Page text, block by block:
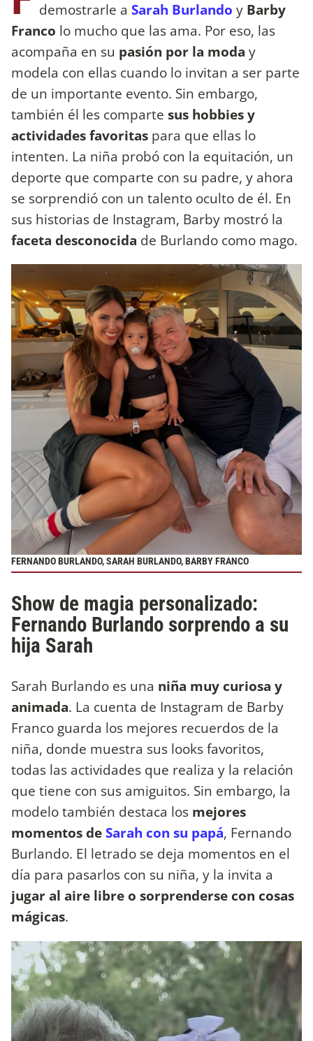
demostrarle a Sarah Burlando y Barby
Franco lo mucho que las ama. Por eso, las
acompaña en su pasión por la moda y
modela con ellas cuando lo invitan a ser parte
de un importante evento. Sin embargo,
también él les comparte sus hobbies y
actividades favoritas para que ellas lo
intenten. La niña probó con la equitación, un
deporte que comparte con su padre, y ahora
se sorprendió con un talento oculto de él. En
sus historias de Instagram, Barby mostró la
faceta desconocida de Burlando como mago.
FERNANDO BURLANDO, SARAH BURLANDO, BARBY FRANCO
Show de magia personalizado:
Fernando Burlando sorprendo a su
hija Sarah
Sarah Burlando es una niña muy curiosa y
animada. La cuenta de Instagram de Barby
Franco guarda los mejores recuerdos de la
niña, donde muestra sus looks favoritos,
todas las actividades que realiza y la relación
que tiene con sus amiguitos. Sin embargo, la
modelo también destaca los mejores
momentos deSarah con su papá, Fernando
Burlando. El letrado se deja momentos en el
día para pasarlos con su niña, y la invita a
jugar al aire libre o sorprenderse con cosas
mágicas.